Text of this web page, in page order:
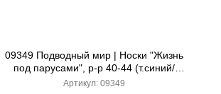
09349 Подводный мир | Носки "Жизнь
под парусами", р-р 40-44 (т.синий/
голубой)
Артикул: 09349